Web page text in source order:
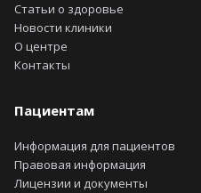
Статьи о здоровье
Новости клиники
О центре
Контакты
Пациентам
Информация для пациентов
Правовая информация
Лицензии и документы